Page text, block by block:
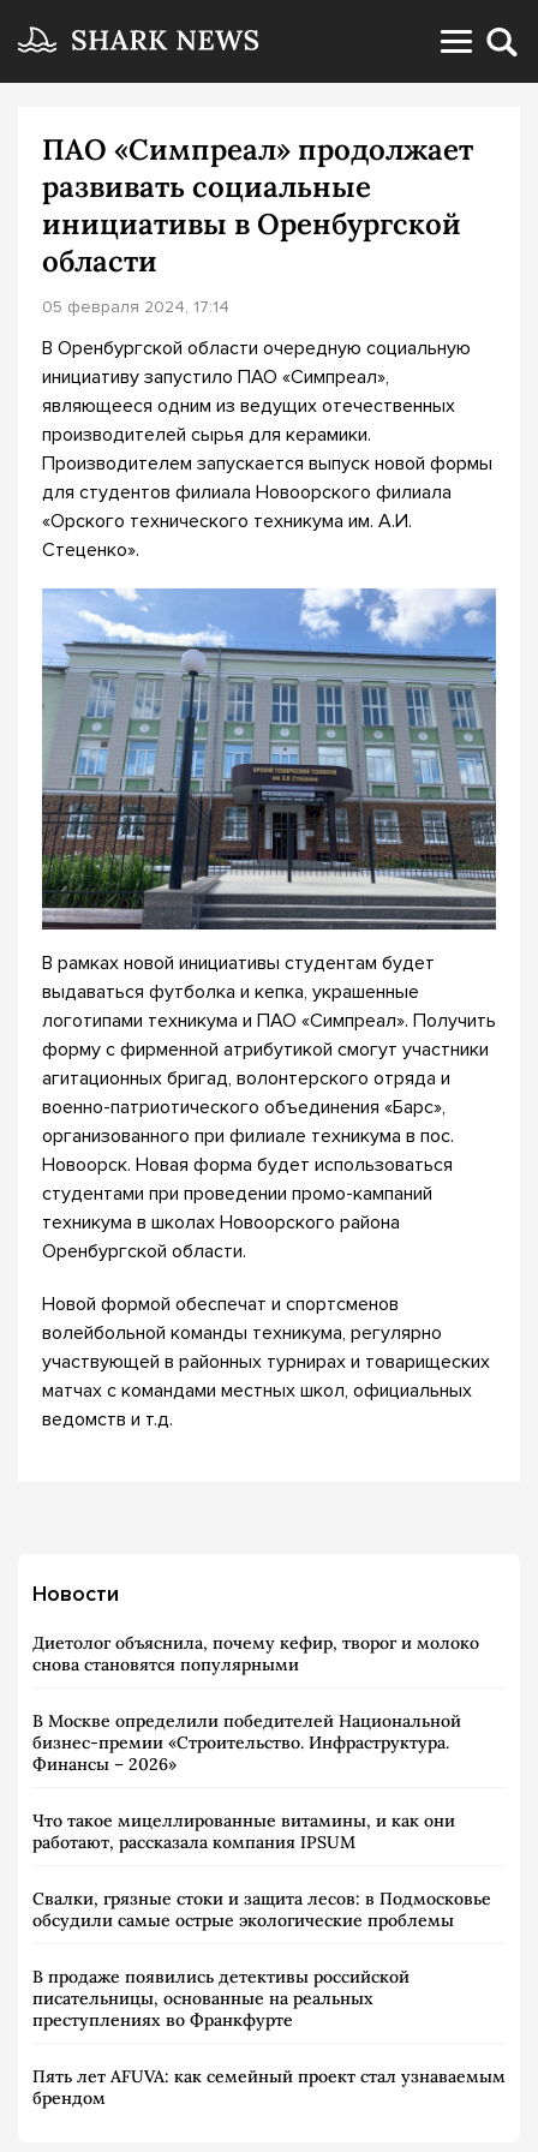
ПАО «Симпреал» продолжает
развивать социальные
инициативы в Оренбургской
области
05 февраля 2024, 17:14
В Оренбургской области очередную социальную
инициативу запустило ПАО «Симпреал»,
являющееся одним из ведущих отечественных
производителей сырья для керамики.
Производителем запускается выпуск новой формы
для студентов филиала Новоорского филиала
«Орского технического техникума им. А.И.
Стеценко».
В рамках новой инициативы студентам будет
выдаваться футболка и кепка, украшенные
логотипами техникума и ПАО «Симпреал». Получить
форму с фирменной атрибутикой смогут участники
агитационных бригад, волонтерского отряда и
военно-патриотического объединения «Барс»,
организованного при филиале техникума в пос.
Новоорск. Новая форма будет использоваться
студентами при проведении промо-кампаний
техникума в школах Новоорского района
Оренбургской области.
Новой формой обеспечат и спортсменов
волейбольной команды техникума, регулярно
участвующей в районных турнирах и товарищеских
матчах с командами местных школ, официальных
ведомств и т.д.
Новости
Диетолог объяснила, почему кефир, творог и молоко
снова становятся популярными
В Москве определили победителей Национальной
бизнес-премии «Строительство. Инфраструктура.
Финансы – 2026»
Что такое мицеллированные витамины, и как они
работают, рассказала компания IPSUM
Свалки, грязные стоки и защита лесов: в Подмосковье
обсудили самые острые экологические проблемы
В продаже появились детективы российской
писательницы, основанные на реальных
преступлениях во Франкфурте
Пять лет AFUVA: как семейный проект стал узнаваемым
брендом